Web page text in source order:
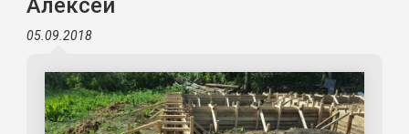
Алексей
05.09.2018